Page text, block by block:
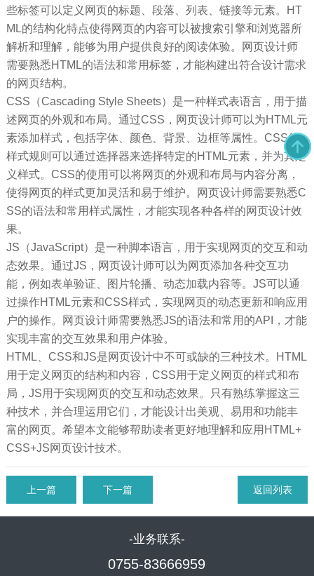
些标签可以定义网页的标题、段落、列表、链接等元素。HT
ML的结构化特点使得网页的内容可以被搜索引擎和浏览器所
解析和理解，能够为用户提供良好的阅读体验。网页设计师
需要熟悉HTML的语法和常用标签，才能构建出符合设计需求
的网页结构。
CSS（Cascading Style Sheets）是一种样式表语言，用于描
述网页的外观和布局。通过CSS，网页设计师可以为HTML元
素添加样式，包括字体、颜色、背景、边框等属性。CSS的
样式规则可以通过选择器来选择特定的HTML元素，并为其定
义样式。CSS的使用可以将网页的外观和布局与内容分离，
使得网页的样式更加灵活和易于维护。网页设计师需要熟悉C
SS的语法和常用样式属性，才能实现各种各样的网页设计效
果。
JS（JavaScript）是一种脚本语言，用于实现网页的交互和动
态效果。通过JS，网页设计师可以为网页添加各种交互功
能，例如表单验证、图片轮播、动态加载内容等。JS可以通
过操作HTML元素和CSS样式，实现网页的动态更新和响应用
户的操作。网页设计师需要熟悉JS的语法和常用的API，才能
实现丰富的交互效果和用户体验。
HTML、CSS和JS是网页设计中不可或缺的三种技术。HTML
用于定义网页的结构和内容，CSS用于定义网页的样式和布
局，JS用于实现网页的交互和动态效果。只有熟练掌握这三
种技术，并合理运用它们，才能设计出美观、易用和功能丰
富的网页。希望本文能够帮助读者更好地理解和应用HTML+
CSS+JS网页设计技术。
上一篇 下一篇 返回列表
-业务联系-
0755-83666959